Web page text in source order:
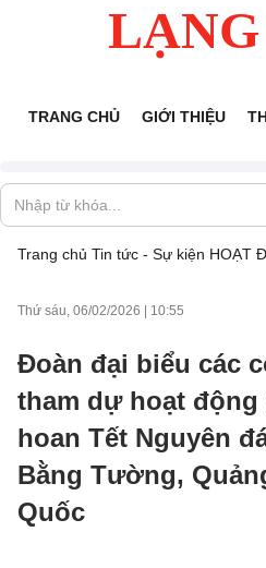
LẠNG
TRANG CHỦ GIỚI THIỆU
Trang chủ Tin tức - Sự kiện HOẠT
Thứ sáu, 06/02/2026 10:55
Đoàn đại biểu các
tham dự hoạt
hoan Tết Nguyên
Bằng Tường,
Quốc